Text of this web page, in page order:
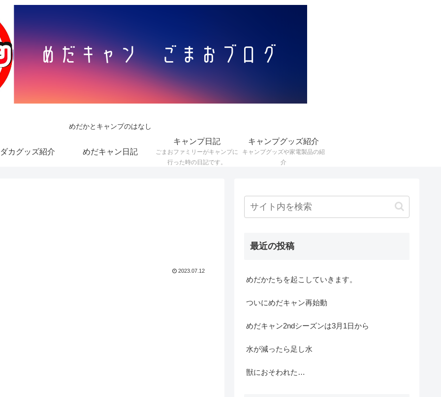
めだかとキャンプのはなし
ダカグッズ紹介 めだキャン日記
キャンプ日記
ごまおファミリーがキャンプに
行った時の日記です。
キャンプグッズ紹介
キャンプグッズや家電製品の紹
介
2023.07.12
最近の投稿
めだかたちを起こしていきます。
ついにめだキャン再始動
めだキャン2ndシーズンは3月1日から
水が減ったら足し水
獣におそわれた…